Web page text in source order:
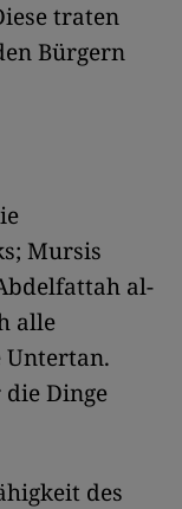
traten
Bürgern
Mursis
al-
alle
Untertan.
Dinge
des